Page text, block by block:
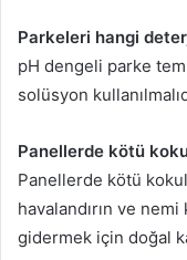
Parkeleri hangi
pH dengeli parke
solüsyon
Panellerde kötü
Panellerde kötü
havalandırın ve
gidermek için doğal